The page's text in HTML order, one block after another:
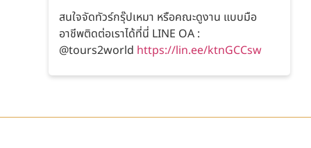
สนใจจัดทัวร์กรุ๊ปเหมา หรือคณะดูงาน แบบมือ
อาชีพติดต่อเราได้ที่นี่ LINE OA :
@tours2world https://lin.ee/ktnGCCsw